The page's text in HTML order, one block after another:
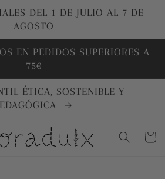
DEL 1 DE JULIO AL 7 DE
AGOSTO
EN PEDIDOS SUPERIORES A
75€
ÉTICA, SOSTENIBLE Y
Carrito